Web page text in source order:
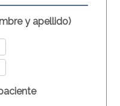
y apellido)